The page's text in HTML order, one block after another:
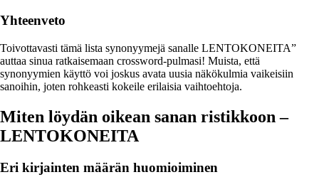
Yhteenveto
Toivottavasti tämä lista synonyymejä sanalle LENTOKONEITA”
auttaa sinua ratkaisemaan crossword-pulmasi! Muista, että
synonyymien käyttö voi joskus avata uusia näkökulmia vaikeisiin
sanoihin, joten rohkeasti kokeile erilaisia vaihtoehtoja.
Miten löydän oikean sanan ristikkoon –
LENTOKONEITA
Eri kirjainten määrän huomioiminen